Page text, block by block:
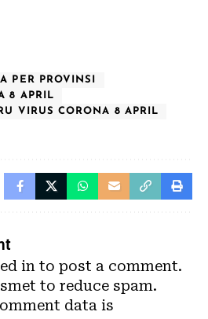
PER PROVINSI
8 APRIL
VIRUS CORONA 8 APRIL
in to post a comment.
to reduce spam.
data is